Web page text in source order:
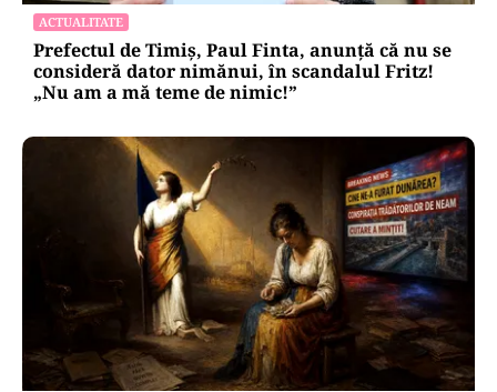
ACTUALITATE
Prefectul de Timiș, Paul Finta, anunță că nu se
consideră dator nimănui, în scandalul Fritz!
„Nu am a mă teme de nimic!”